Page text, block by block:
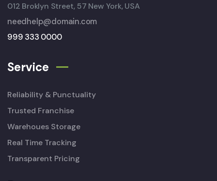
012 Broklyn Street, 57 New York, USA
needhelp@domain.com
999 333 0000
Service
Reliability & Punctuality
Trusted Franchise
Warehoues Storage
Real Time Tracking
Transparent Pricing